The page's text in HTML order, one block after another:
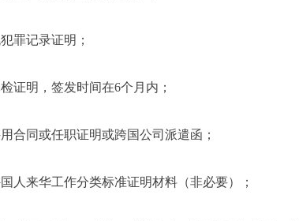
罪记录证明；
证明，签发时间在6个月内；
合同或任职证明或跨国公司派遣函；
人来华工作分类标准证明材料（非必要）；